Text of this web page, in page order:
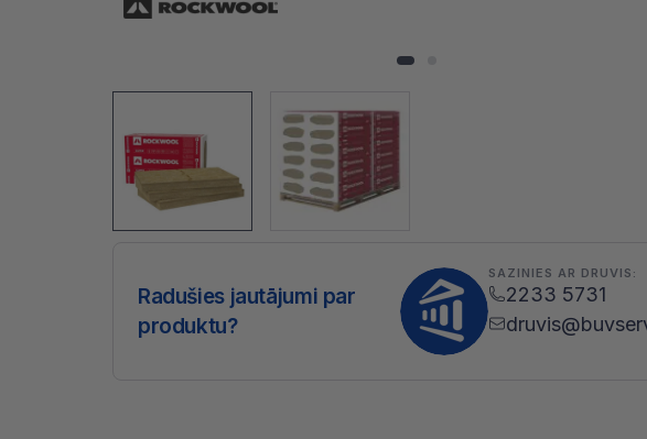
Radušies jautājumi par
produktu?
SAZINIES AR DRUVIS:
2233 5731